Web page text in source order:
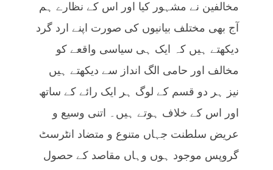
مخالفین نے مشہور کیا اور اس کے نظارے ہم
آج بھی مختلف بیانیوں کی صورت اپنے ارد گرد
دیکھتے ہیں کہ ایک ہی سیاسی واقعے کو
مخالف اور حامی الگ انداز سے دیکھتے ہیں
نیز ہر دو قسم کے لوگ ہر ایک رائے کے ساتھ
اور اس کے خلاف ہوتے ہیں۔ اتنی وسیع و
عریض سلطنت جہاں متنوع و متضاد انٹرسٹ
گروپس موجود ہوں وہاں مقاصد کے حصول